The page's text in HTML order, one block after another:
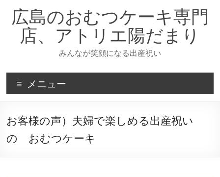
広島のおむつケーキ専門
店、アトリエ陽だまり
みんなが笑顔になる出産祝い
メニュー
お客様の声）夫婦で楽しめる出産祝い
の おむつケーキ